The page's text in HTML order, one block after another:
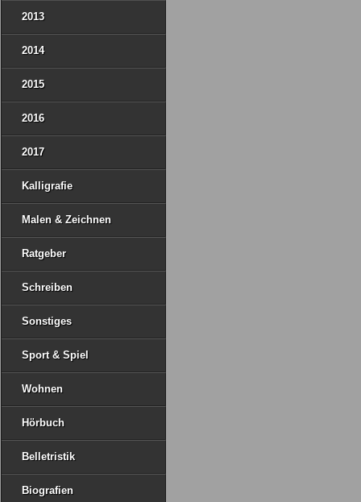
2013
2014
2015
2016
2017
Kalligrafie
Malen & Zeichnen
Ratgeber
Schreiben
Sonstiges
Sport & Spiel
Wohnen
Hörbuch
Belletristik
Biografien